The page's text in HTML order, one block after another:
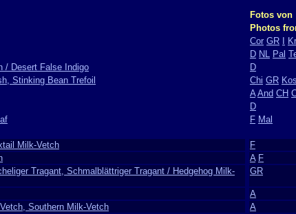
Fotos von
Photos
Cor GR
D NL Pal
/ Desert False Indigo
D
Stinking Bean Trefoil Chi GR Kos
A And CH
D
F Mal
Milk-Vetch
F
A F
Tragant, Schmalblättriger Tragant / Hedgehog Milk-
GR
A
Southern Milk-Vetch
A